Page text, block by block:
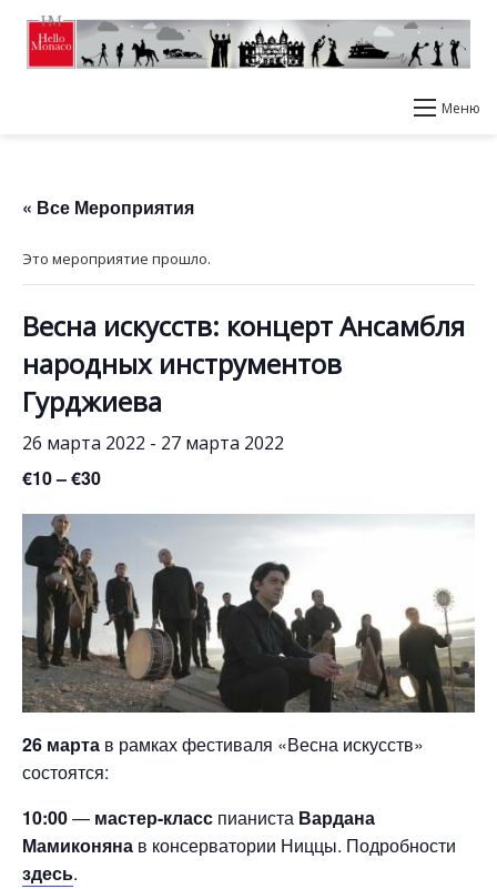
Меню
« Все Мероприятия
Это мероприятие прошло.
Весна искусств: концерт Ансамбля
народных инструментов
Гурджиева
26 марта 2022 - 27 марта 2022
€10 – €30
26 марта в рамках фестиваля «Весна искусств»
состоятся:
10:00— мастер-класс пианиста Вардана
Мамиконяна в консерватории Ниццы. Подробности
здесь.